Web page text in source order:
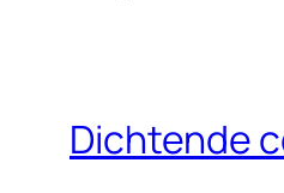
Dichtende